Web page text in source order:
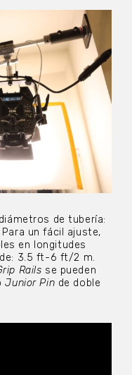
de tubería:
Para un fácil ajuste,
en longitudes
3.5 ft-6 ft/2 m.
Rails se pueden
Junior Pin de doble